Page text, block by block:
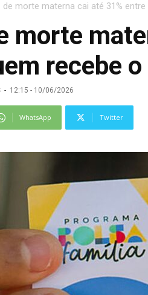
de morte materna cai até 31%
morte
recebe
- 12:15 - 10/06/2026
WhatsApp Twitter